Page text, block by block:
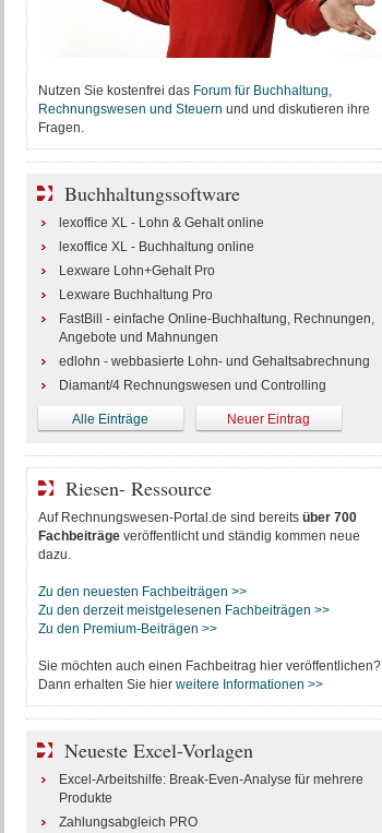
Nutzen Sie kostenfrei das Forum für Buchhaltung,
Rechnungswesen und Steuern und und diskutieren ihre
Fragen.
Buchhaltungssoftware
lexoffice XL - Lohn & Gehalt online
lexoffice XL - Buchhaltung online
Lexware Lohn+Gehalt Pro
Lexware Buchhaltung Pro
FastBill - einfache Online-Buchhaltung, Rechnungen,
Angebote und Mahnungen
edlohn - webbasierte Lohn- und Gehaltsabrechnung
Diamant/4 Rechnungswesen und Controlling
Alle Einträge Neuer Eintrag
Riesen- Ressource
Auf Rechnungswesen-Portal.de sind bereits über 700
Fachbeiträgeveröffentlicht und ständig kommen neue
dazu.
Zu den neuesten Fachbeiträgen >>
Zu den derzeit meistgelesenen Fachbeiträgen >>
Zu den Premium-Beiträgen >>
Sie möchten auch einen Fachbeitrag hier veröffentlichen?
Dann erhalten Sie hier weitere Informationen >>
Neueste Excel-Vorlagen
Excel-Arbeitshilfe: Break-Even-Analyse für mehrere
Produkte
Zahlungsabgleich PRO